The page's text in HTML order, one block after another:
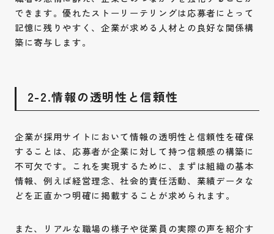
できます。優れたストーリーテリングは応募者にとって
記憶に残りやすく、企業が求める人材との良好な関係構
築に寄与します。
2-2.情報の透明性と信頼性
企業が採用サイトにおいて情報の透明性と信頼性を確保
することは、応募者が企業に対して持つ信頼感の構築に
不可欠です。これを実現するために、まずは組織の基本
情報、例えば経営理念、社会的責任活動、業績データな
どを正直かつ明確に掲載することが求められます。
また、リアルな職場の様子や従業員の実際の声を紹介す